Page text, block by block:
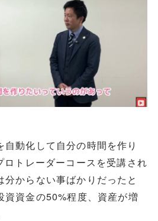
動化して自分の時間を作り
トレーダーコースを受講され
分からない事ばかりだったと
資資金の50%程度、資産が増